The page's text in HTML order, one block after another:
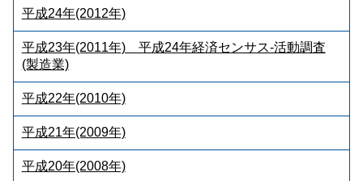
平成24年(2012年)
平成23年(2011年) 平成24年経済センサス‐活動調査
(製造業)
平成22年(2010年)
平成21年(2009年)
平成20年(2008年)